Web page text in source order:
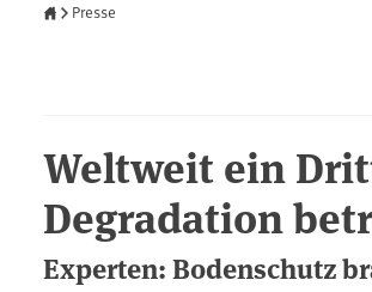
Presse
Weltweit ein
Degradation
Experten: Bodenschutz